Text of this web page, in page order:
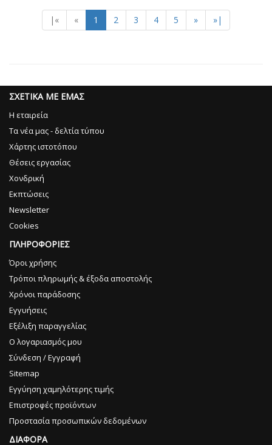
|« « 1 2 3 4 5 » »|
ΣΧΕΤΙΚΑ ΜΕ ΕΜΑΣ
Η εταιρεία
Τα νέα μας - δελτία τύπου
Χάρτης ιστοτόπου
Θέσεις εργασίας
Χονδρική
Εκπτώσεις
Newsletter
Cookies
ΠΛΗΡΟΦΟΡΙΕΣ
Όροι χρήσης
Τρόποι πληρωμής & έξοδα αποστολής
Χρόνοι παράδοσης
Εγγυήσεις
Εξέλιξη παραγγελίας
Ο λογαριασμός μου
Σύνδεση / Εγγραφή
Sitemap
Εγγύηση χαμηλότερης τιμής
Επιστροφές προϊόντων
Προστασία προσωπικών δεδομένων
ΔΙΑΦΟΡΑ